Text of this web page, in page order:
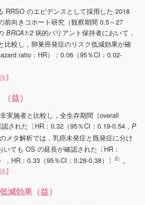
RRSO のエビデンスとして採用した 2018
前向きコホート研究（観察期間 0.5～27
BRCA1/2病的バリアント保持者において，
比較し，卵巣癌発症のリスク低減効果が確
ratio：HR）：0.06（95％CI：0.02-
】
益）
実施者と比較し，全生存期間（overall
された〔HR：0.32（95％CI：0.19-0.54， P
メタ解析では，乳癌未発症と既発症に分け
ても OS の延長が確認された〔HR：
HR：0.33（95％CI：0.28-0.38）〕 2） 。
】
減効果（益）